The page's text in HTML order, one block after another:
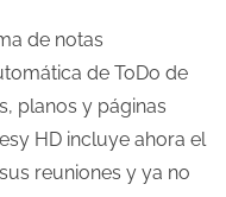
de notas
de ToDo de
planos y páginas
HD incluye ahora el
reuniones y ya no